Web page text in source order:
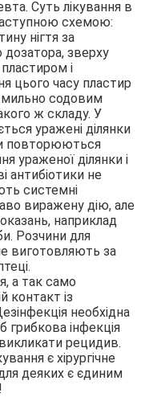
Суть лікування в
схемою:
нігтя за
зверху
і
цього часу пластир
мильно содовим
ж складу. У
уражені ділянки
повторюються
ураженої ділянки і
антибіотики не
системні
виражену дію, але
наприклад
Розчини для
виготовляють за
а так само
контакт із
необхідна
грибкова інфекція
рецидив.
є хірургічне
деяких є єдиним